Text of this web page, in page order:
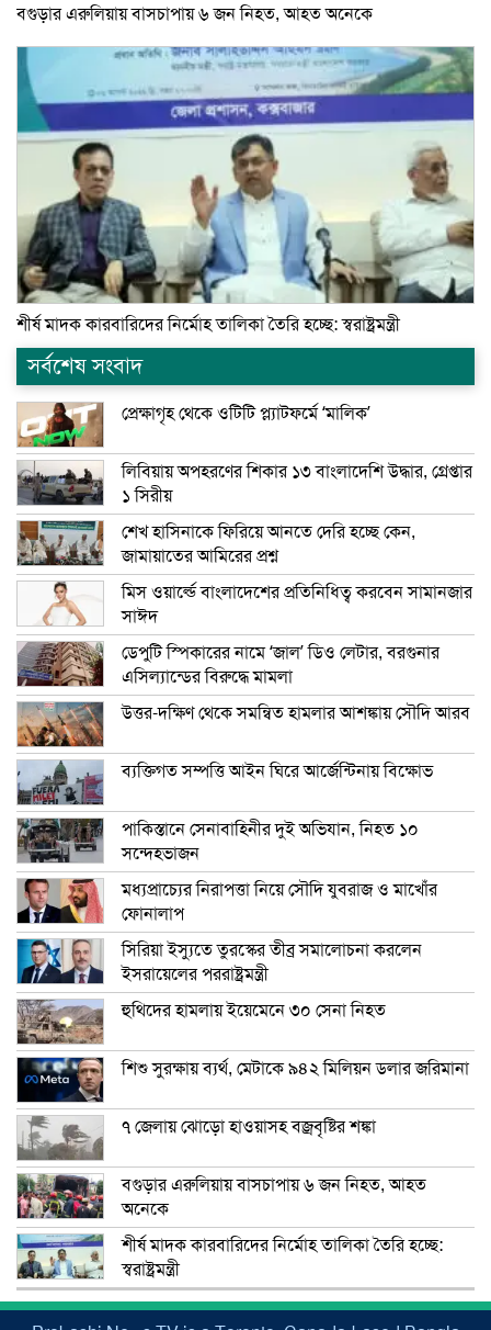
বগুড়ার এরুলিয়ায় বাসচাপায় ৬ জন নিহত, আহত অনেকে
শীর্ষ মাদক কারবারিদের নির্মোহ তালিকা তৈরি হচ্ছে: স্বরাষ্ট্রমন্ত্রী
সর্বশেষ সংবাদ
প্রেক্ষাগৃহ থেকে ওটিটি প্ল্যাটফর্মে ‘মালিক’
লিবিয়ায় অপহরণের শিকার ১৩ বাংলাদেশি উদ্ধার, গ্রেপ্তার
১ সিরীয়
শেখ হাসিনাকে ফিরিয়ে আনতে দেরি হচ্ছে কেন,
জামায়াতের আমিরের প্রশ্ন
মিস ওয়ার্ল্ডে বাংলাদেশের প্রতিনিধিত্ব করবেন সামানজার
সাঈদ
ডেপুটি স্পিকারের নামে ‘জাল’ ডিও লেটার, বরগুনার
এসিল্যান্ডের বিরুদ্ধে মামলা
উত্তর-দক্ষিণ থেকে সমন্বিত হামলার আশঙ্কায় সৌদি আরব
ব্যক্তিগত সম্পত্তি আইন ঘিরে আর্জেন্টিনায় বিক্ষোভ
পাকিস্তানে সেনাবাহিনীর দুই অভিযান, নিহত ১০
সন্দেহভাজন
মধ্যপ্রাচ্যের নিরাপত্তা নিয়ে সৌদি যুবরাজ ও মাখোঁর
ফোনালাপ
সিরিয়া ইস্যুতে তুরস্কের তীব্র সমালোচনা করলেন
ইসরায়েলের পররাষ্ট্রমন্ত্রী
হুথিদের হামলায় ইয়েমেনে ৩০ সেনা নিহত
শিশু সুরক্ষায় ব্যর্থ, মেটাকে ৯৪২ মিলিয়ন ডলার জরিমানা
৭ জেলায় ঝোড়ো হাওয়াসহ বজ্রবৃষ্টির শঙ্কা
বগুড়ার এরুলিয়ায় বাসচাপায় ৬ জন নিহত, আহত
অনেকে
শীর্ষ মাদক কারবারিদের নির্মোহ তালিকা তৈরি হচ্ছে:
স্বরাষ্ট্রমন্ত্রী